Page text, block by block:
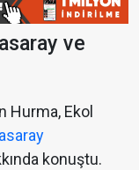
ve
Hurma, Ekol
konuştu.